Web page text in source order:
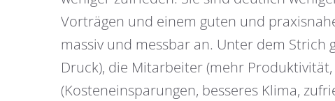
Vorträgen und einem guten und
massiv und messbar an. Unter dem
Druck), die Mitarbeiter (mehr
(Kosteneinsparungen, besseres Klima,